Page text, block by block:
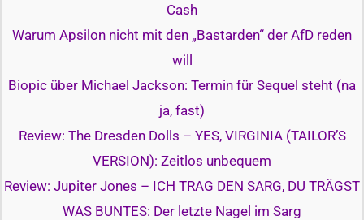
Cash
Warum Apsilon nicht mit den „Bastarden“ der AfD reden
will
Biopic über Michael Jackson: Termin für Sequel steht (na
ja, fast)
Review: The Dresden Dolls – YES, VIRGINIA (TAILOR’S
VERSION): Zeitlos unbequem
Review: Jupiter Jones – ICH TRAG DEN SARG, DU TRÄGST
WAS BUNTES: Der letzte Nagel im Sarg